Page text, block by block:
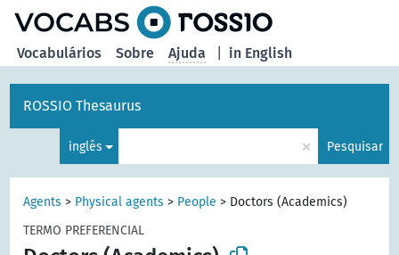
in English
Vocabulários Sobre Ajuda
ROSSIO Thesaurus
inglês × Pesquisar
Agents > Physical agents > People > Doctors (Academics)
TERMO PREFERENCIAL